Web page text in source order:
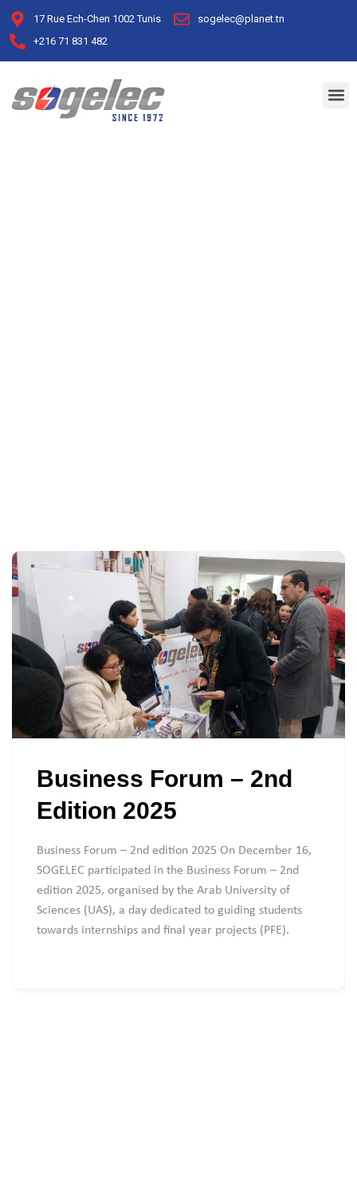
17 Rue Ech-Chen 1002 Tunis
sogelec@planet.tn
+216 71 831 482
Business Forum – 2nd
Edition 2025
Business Forum – 2nd edition 2025 On December 16,
SOGELEC participated in the Business Forum – 2nd
edition 2025, organised by the Arab University of
Sciences (UAS), a day dedicated to guiding students
towards internships and final year projects (PFE).